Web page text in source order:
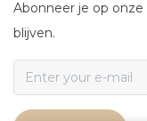
Abonneer je op
blijven.